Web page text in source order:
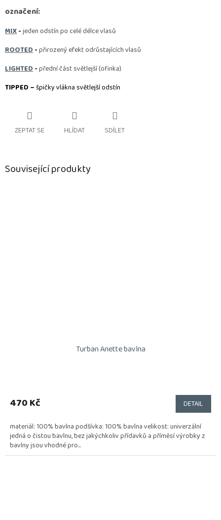
označení:
MIX-jeden odstín po celé délce vlasů
ROOTED-přirozený efekt odrůstajících vlasů
LIGHTED-přední část světlejší (ofinka)
TIPPED –špičky vlákna světlejší odstín
ZEPTAT SE HLÍDAT SDÍLET
Související produkty
Turban Anette bavlna
470 Kč DETAIL
materiál: 100% bavlna podšívka: 100% bavlna velikost: univerzální
jedná o čistou bavlnu, bez jakýchkoliv přídavků a příměsí výrobky z
bavlny jsou vhodné pro...